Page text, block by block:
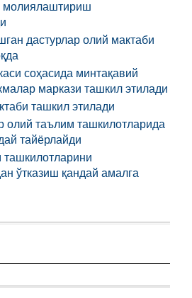
молиялаштириш
дастурлар олий мактаби
соҳасида минтақавий
маркази ташкил этилади
ташкил этилади
олий таълим ташкилотларида
тайёрлайди
ташкилотларини
ўтказиш қандай амалга